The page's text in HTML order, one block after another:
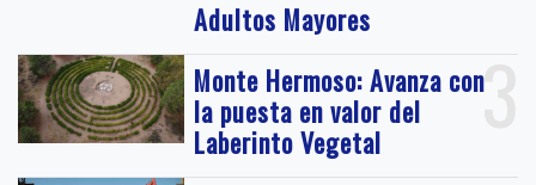
Adultos Mayores
3
Monte Hermoso: Avanza con
la puesta en valor del
Laberinto Vegetal